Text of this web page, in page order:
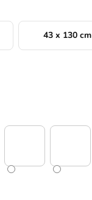
43 x 130 cm